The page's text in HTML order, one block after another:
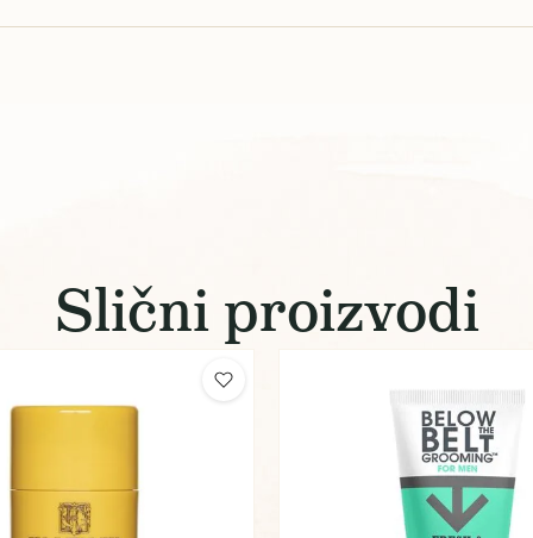
Slični proizvodi